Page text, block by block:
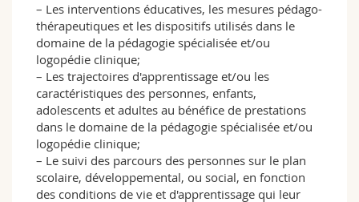
– Les interventions éducatives, les mesures pédago-
thérapeutiques et les dispositifs utilisés dans le
domaine de la pédagogie spécialisée et/ou
logopédie clinique;
– Les trajectoires d'apprentissage et/ou les
caractéristiques des personnes, enfants,
adolescents et adultes au bénéfice de prestations
dans le domaine de la pédagogie spécialisée et/ou
logopédie clinique;
– Le suivi des parcours des personnes sur le plan
scolaire, développemental, ou social, en fonction
des conditions de vie et d'apprentissage qui leur